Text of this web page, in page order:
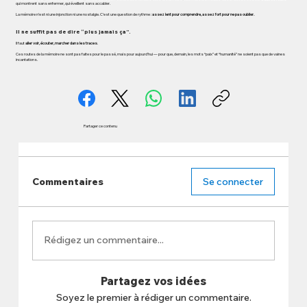
qui montrent sans enfermer, qui éveillent sans accabler.
La mémoire n’est ni une injonction ni une nostalgie. C’est une question de rythme :assez lent pour comprendre, assez fort pour ne pas oublier.
Il ne suffit pas de dire “plus jamais ça”.
Il fautaller voir, écouter, marcher dans les traces
Ces routes de la mémoire ne sont pas faites pour le passé, mais pour aujourd’hui — pour que, demain, les mots “paix” et “humanité” ne soient pas que de vaines
incantations.
Partager ce contenu
Commentaires Se connecter
Rédigez un commentaire...
Partagez vos idées
Soyez le premier à rédiger un commentaire.